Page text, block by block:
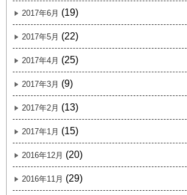
2017年6月 (19)
2017年5月 (22)
2017年4月 (25)
2017年3月 (9)
2017年2月 (13)
2017年1月 (15)
2016年12月 (20)
2016年11月 (29)